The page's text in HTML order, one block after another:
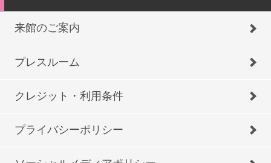
来館のご案内
プレスルーム
クレジット・利用条件
プライバシーポリシー